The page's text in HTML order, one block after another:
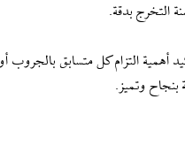
التخرج بدقة.
أهمية التزام كل متسابق
بنجاح وتميز.